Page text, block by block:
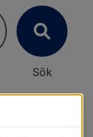
Sök